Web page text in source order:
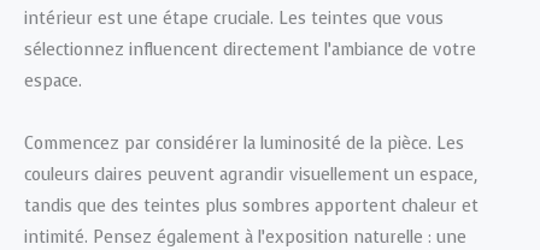
intérieur est une étape cruciale. Les teintes que vous
sélectionnez influencent directement l’ambiance de votre
espace.
Commencez par considérer la luminosité de la pièce. Les
couleurs claires peuvent agrandir visuellement un espace,
tandis que des teintes plus sombres apportent chaleur et
intimité. Pensez également à l’exposition naturelle : une